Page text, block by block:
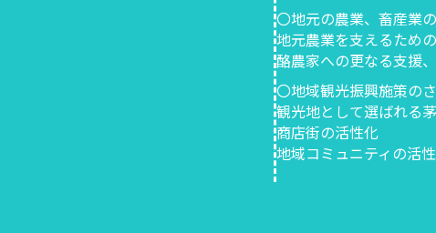
〇地元の農業、畜産業
地元農業を支えるため
酪農家への更なる支援
〇地域観光振興施策の
観光地として選ばれる
商店街の活性化
地域コミュニティの活